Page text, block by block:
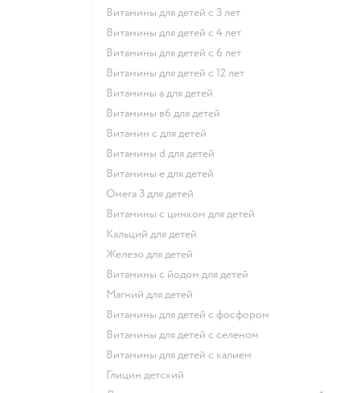
Витамины для детей с 3 лет
Витамины для детей с 4 лет
Витамины для детей с 6 лет
Витамины для детей с 12 лет
Витамины а для детей
Витамины в6 для детей
Витамин с для детей
Витамины d для детей
Витамины е для детей
Омега 3 для детей
Витамины с цинком для детей
Кальций для детей
Железо для детей
Витамины с йодом для детей
Магний для детей
Витамины для детей с фосфором
Витамины для детей с селеном
Витамины для детей с калием
Глицин детский